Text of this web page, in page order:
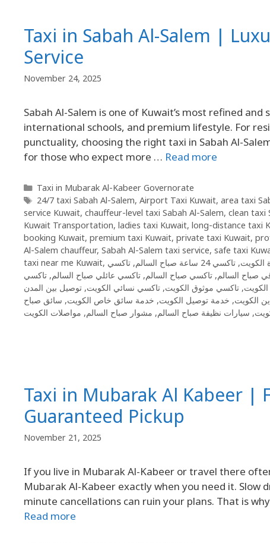
Taxi in Sabah Al-Salem |
Service
November 24, 2025
Sabah Al-Salem is one of Kuwait’s most refined
international schools, and premium lifestyle. For
punctuality, choosing the right taxi in Sabah Al-
for those who expect more … Read more
Taxi in Mubarak Al-Kabeer Governorate
24/7 taxi Sabah Al-Salem, Airport Taxi Kuwait, area taxi
service Kuwait, chauffeur-level taxi Sabah Al-Salem, clean taxi
Kuwait Transportation, ladies taxi Kuwait, long-distance taxi
booking Kuwait, premium taxi Kuwait, private taxi Kuwait,
Al-Salem chauffeur, Sabah Al-Salem taxi service, safe taxi
taxi near me Kuwait, الكويت, تاكسي 24 ساعة صباح السالم ,
صباح السالم, تاكسي صباح السالم, تاكسي عائلي صباح السالم, تاكسي
, تاكسي موثوق الكويت, تاكسي نسائي الكويت, توصيل بين المدن
الكويت, خدمة توصيل الكويت, خدمة سائق خاص الكويت, سائق صباح
, سيارات نظيفة صباح السالم, مشوار صباح السالم, مواصلات الكويت
Taxi in Mubarak Al Kabeer |
Guaranteed Pickup
November 21, 2025
If you live in Mubarak Al-Kabeer or travel there
Mubarak Al-Kabeer exactly when you need it.
minute cancellations can ruin your plans. That is
Read more